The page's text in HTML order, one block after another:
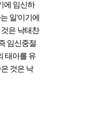
에 임신하
일'이기에
은 낙태찬
임신중절
태아를 유
것은 낙